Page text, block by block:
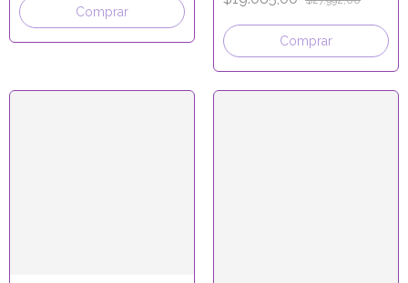
Comprar
Comprar